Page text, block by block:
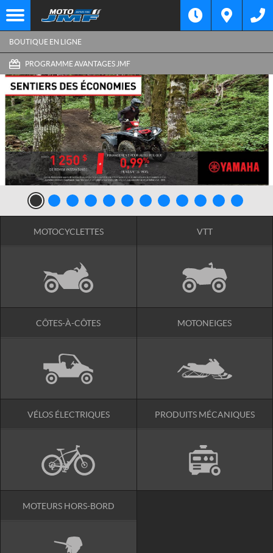
BOUTIQUE EN LIGNE
PROGRAMME AVANTAGES JMF
MOTOCYCLETTES VTT
CÔTES-À-CÔTES MOTONEIGES
VÉLOS ÉLECTRIQUES PRODUITS MÉCANIQUES
MOTEURS HORS-BORD